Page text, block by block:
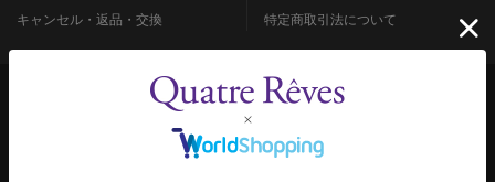
キャンセル・返品・交換
特定商取引法について